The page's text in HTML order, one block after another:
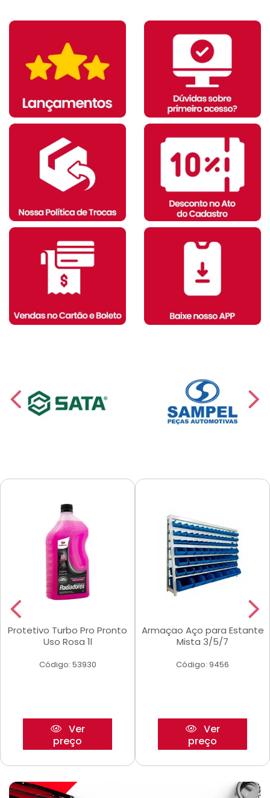
Protetivo Turbo Pro Pronto
Uso Rosa 1l
Código: 53930
Ver
preço
Armaçao Aço para Estante
Mista 3/5/7
Código: 9456
Ver
preço